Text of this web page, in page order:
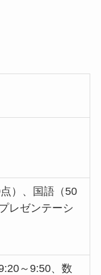
）、国語（50
レゼンテーシ
～9:50、数